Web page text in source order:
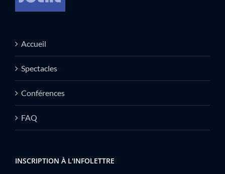
Accueil
Spectacles
Conférences
FAQ
INSCRIPTION À L'INFOLETTRE